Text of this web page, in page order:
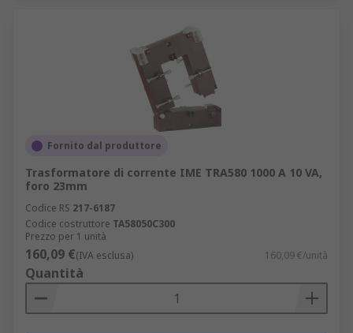
Fornito dal produttore
Trasformatore di corrente IME TRA580 1000 A 10 VA,
foro 23mm
Codice RS 217-6187
Codice costruttore TA58050C300
Prezzo per 1 unità
160,09 €(IVA esclusa) 160,09 €/unità
Quantità